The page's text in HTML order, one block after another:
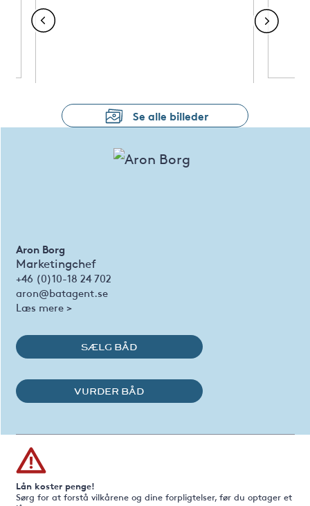
Se alle billeder
Aron Borg
Marketingchef
+46 (0)10-18 24 702
aron@batagent.se
Læs mere >
SÆLG BÅD
VURDER BÅD
Lån koster penge!
Sørg for at forstå vilkårene og dine forpligtelser, før du optager et